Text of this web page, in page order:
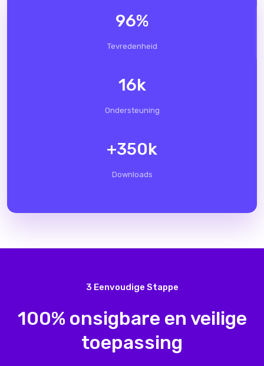
96%
Tevredenheid
16k
Ondersteuning
+350k
Downloads
3 Eenvoudige Stappe
100% onsigbare en veilige
toepassing